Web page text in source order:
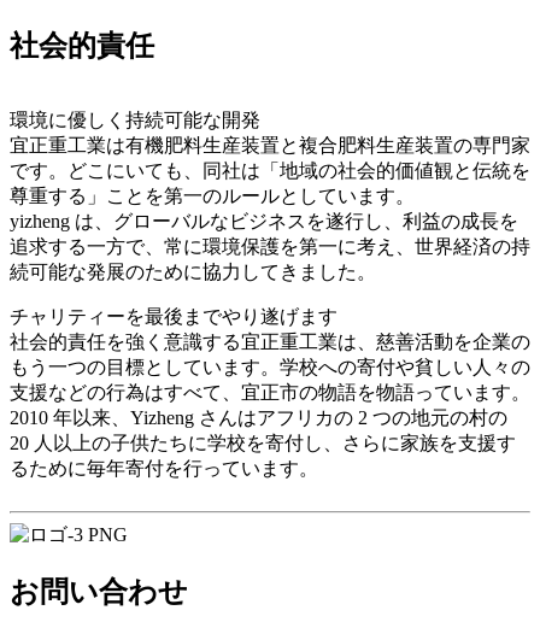
社会的責任
環境に優しく持続可能な開発
宜正重工業は有機肥料生産装置と複合肥料生産装置の専門家
です。どこにいても、同社は「地域の社会的価値観と伝統を
尊重する」ことを第一のルールとしています。
yizheng は、グローバルなビジネスを遂行し、利益の成長を
追求する一方で、常に環境保護を第一に考え、世界経済の持
続可能な発展のために協力してきました。
チャリティーを最後までやり遂げます
社会的責任を強く意識する宜正重工業は、慈善活動を企業の
もう一つの目標としています。学校への寄付や貧しい人々の
支援などの行為はすべて、宜正市の物語を物語っています。
2010 年以来、Yizheng さんはアフリカの 2 つの地元の村の
20 人以上の子供たちに学校を寄付し、さらに家族を支援す
るために毎年寄付を行っています。
お問い合わせ